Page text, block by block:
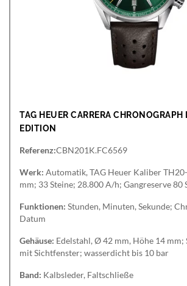
TAG HEUER CARRERA CHRONOGRAPH
EDITION
Referenz:CBN201K.FC6569
Werk: Automatik, TAG Heuer Kaliber
mm; 33 Steine; 28.800 A/h; Gangreserve 80
Funktionen: Stunden, Minuten, Sekunde;
Datum
Gehäuse: Edelstahl, Ø 42 mm, Höhe 14 mm;
mit Sichtfenster; wasserdicht bis 10 bar
Band: Kalbsleder, Faltschließe